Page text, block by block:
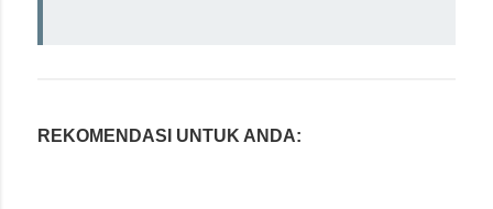
REKOMENDASI UNTUK ANDA: